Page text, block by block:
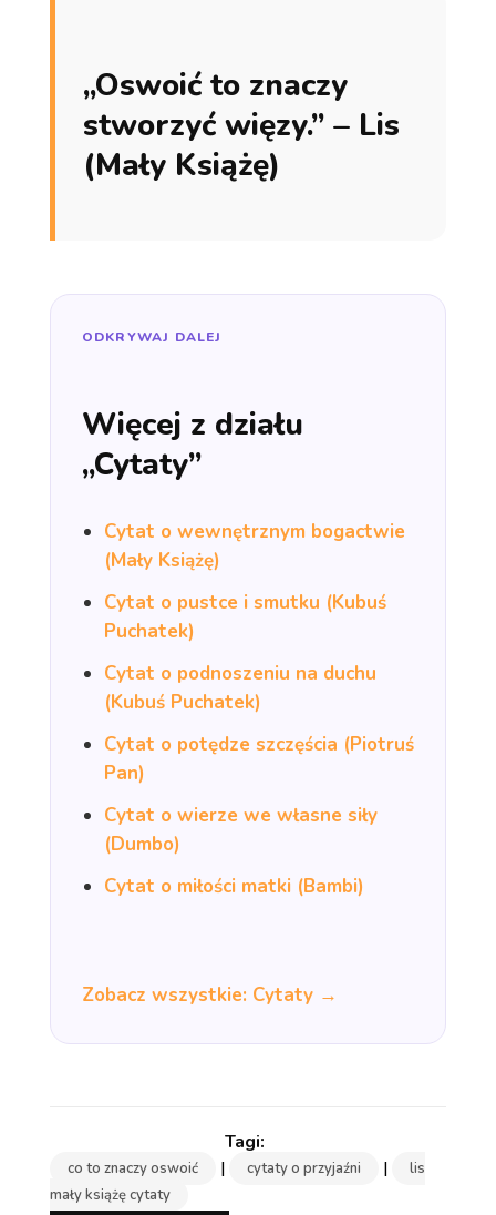
„Oswoić to znaczy
stworzyć więzy.” – Lis
(Mały Książę)
ODKRYWAJ DALEJ
Więcej z działu
„Cytaty”
Cytat o wewnętrznym bogactwie
(Mały Książę)
Cytat o pustce i smutku (Kubuś
Puchatek)
Cytat o podnoszeniu na duchu
(Kubuś Puchatek)
Cytat o potędze szczęścia (Piotruś
Pan)
Cytat o wierze we własne siły
(Dumbo)
Cytat o miłości matki (Bambi)
Zobacz wszystkie: Cytaty →
co to znaczy oswoić | cytaty o przyjaźni |
lis
mały książę cytaty